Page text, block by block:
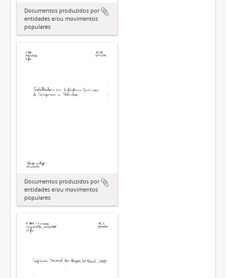
Documentos produzidos por
entidades e/ou movimentos
populares
Documentos produzidos por
entidades e/ou movimentos
populares